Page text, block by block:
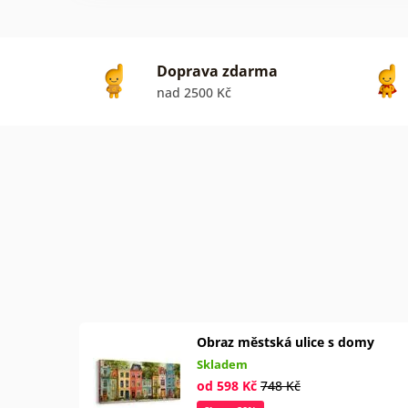
Doprava zdarma
nad 2500 Kč
Obraz městská ulice s domy
Skladem
od 598 Kč 748 Kč